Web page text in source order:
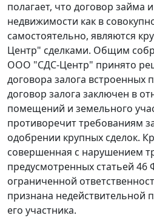
полагает, что договор займа
недвижимости как в
самостоятельно, являются
Центр" сделками. Общим
ООО "СДС-Центр" принято
договора залога встроенных
договор залога заключен в
помещений и земельного
противоречит требованиям
одобрении крупных сделок.
совершенная с нарушением
предусмотренных статьей 46
ограниченной
признана недействительной
его участника.